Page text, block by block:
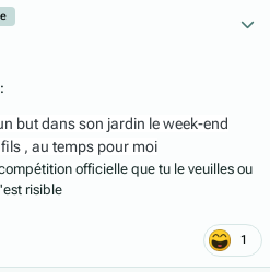
but dans son jardin le week-end
, au temps pour moi
officielle que tu le veuilles ou
risible
1